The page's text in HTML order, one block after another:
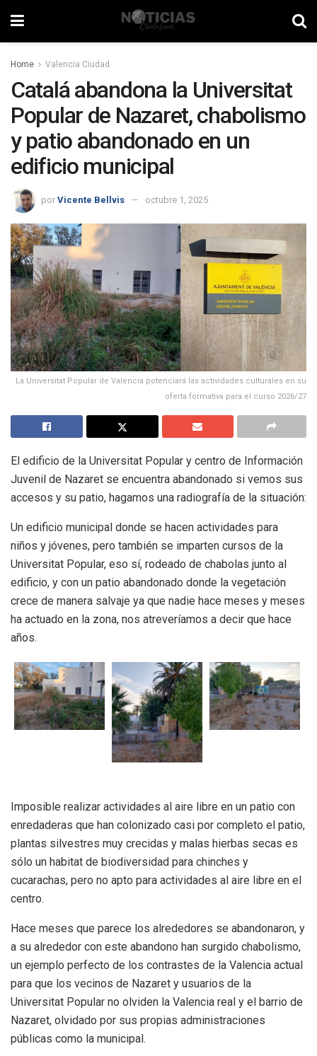
Home Valencia Ciudad
Catalá abandona la Universitat
Popular de Nazaret, chabolismo
y patio abandonado en un
edificio municipal
por Vicente Bellvis octubre 1, 2025
La Universitat Popular de Valencia potenciará las actividades culturales en su
oferta formativa para el curso 2026/27
El edificio de la Universitat Popular y centro de Información
Juvenil de Nazaret se encuentra abandonado si vemos sus
accesos y su patio, hagamos una radiografía de la situación:
Un edificio municipal donde se hacen actividades para
niños y jóvenes, pero también se imparten cursos de la
Universitat Popular, eso sí, rodeado de chabolas junto al
edificio, y con un patio abandonado donde la vegetación
crece de manera salvaje ya que nadie hace meses y meses
ha actuado en la zona, nos atreveríamos a decir que hace
años.
Imposible realizar actividades al aire libre en un patio con
enredaderas que han colonizado casi por completo el patio,
plantas silvestres muy crecidas y malas hierbas secas es
sólo un habitat de biodiversidad para chinches y
cucarachas, pero no apto para actividades al aire libre en el
centro.
Hace meses que parece los alrededores se abandonaron, y
a su alrededor con este abandono han surgido chabolismo,
un ejemplo perfecto de los contrastes de la Valencia actual
para que los vecinos de Nazaret y usuarios de la
Universitat Popular no olviden la Valencia real y el barrio de
Nazaret, olvidado por sus propias administraciones
públicas como la municipal.